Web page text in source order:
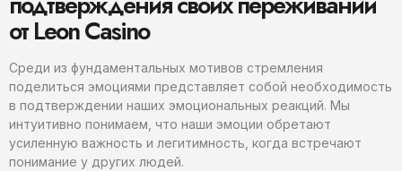
от Leon Casino
Среди из фундаментальных мотивов стремления
поделиться эмоциями представляет собой необходимость
в подтверждении наших эмоциональных реакций. Мы
интуитивно понимаем, что наши эмоции обретают
усиленную важность и легитимность, когда встречают
понимание у других людей.